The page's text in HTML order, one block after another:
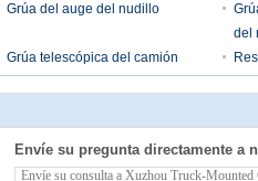
Grúa del auge del nudillo
del
Grúa telescópica del camión
Envíe su pregunta directamente a